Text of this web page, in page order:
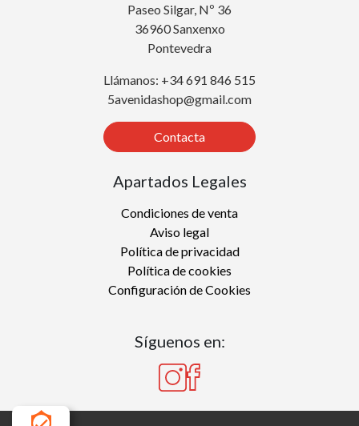
Paseo Silgar, Nº 36
36960 Sanxenxo
Pontevedra
Llámanos: +34 691 846 515
5avenidashop@gmail.com
Contacta
Apartados Legales
Condiciones de venta
Aviso legal
Política de privacidad
Política de cookies
Configuración de Cookies
Síguenos en: